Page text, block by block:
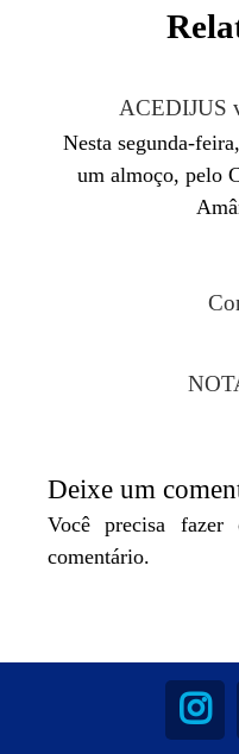
ACEDIJUS
Nesta segunda-
um almoço, pelo
Deixe um
Você precisa
comentário.